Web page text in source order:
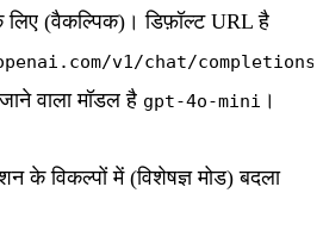
लिए (वैकल्पिक)। डिफ़ॉल्ट URL है
v1/chat/completions
वाला मॉडल है gpt-4o-mini ।
के विकल्पों में (विशेषज्ञ मोड) बदला